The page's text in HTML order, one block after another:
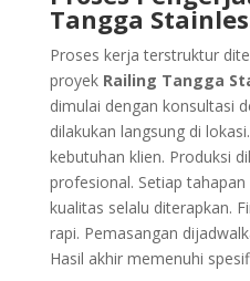
Tangga
Proses kerja terstruktur
proyek Railing Tangga
dimulai dengan konsultasi
dilakukan langsung di
kebutuhan klien. Produksi
profesional. Setiap
kualitas selalu diterapkan.
rapi. Pemasangan
Hasil akhir memenuhi